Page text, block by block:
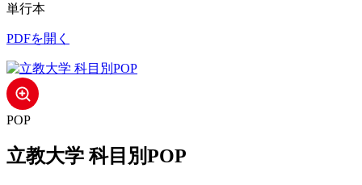
単行本
PDFを開く
POP
立教大学 科目別POP